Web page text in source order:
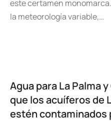
este certamen
la meteorología variable,…
Agua para La Palma
que los acuíferos de
estén